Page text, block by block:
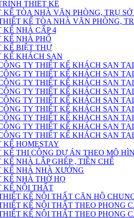
THIẾT KẾ
KẾ TÒA NHÀ VĂN PHÒNG, TRỤ
KẾ TÒA NHÀ VĂN PHÒNG,
KẾ NHÀ CẤP 4
KẾ NHÀ PHỐ
KẾ BIỆT THỰ
KẾ KHÁCH SẠN
TY THIẾT KẾ KHÁCH SẠN
TY THIẾT KẾ KHÁCH SẠN
TY THIẾT KẾ KHÁCH SẠN
TY THIẾT KẾ KHÁCH SẠN
TY THIẾT KẾ KHÁCH SẠN
TY THIẾT KẾ KHÁCH SẠN
TY THIẾT KẾ KHÁCH SẠN
TY THIẾT KẾ KHÁCH SẠN
TY THIẾT KẾ KHÁCH SẠN
KẾ HOMESTAY
KẾ THI CÔNG DỰ ÁN THEO MÔ
KẾ NHÀ LẮP GHÉP , TIỀN CHẾ
KẾ NHÀ NHÀ XƯỞNG
KẾ NHÀ THỜ HỌ
KẾ NỘI THẤT
KẾ NỘI THẤT CĂN HỘ
KẾ NỘI THẤT THEO PHONG
KẾ NỘI THẤT THEO PHONG